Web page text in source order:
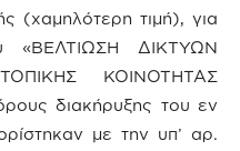
(χαμηλότερη τιμή), για
«ΒΕΛΤΙΩΣΗ ΔΙΚΤΥΩΝ
ΚΟΙΝΟΤΗΤΑΣ
διακήρυξης του εν
με την υπ’ αρ.